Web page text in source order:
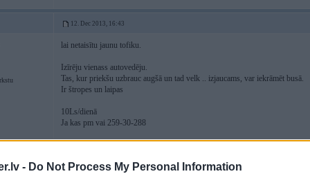
- Do Not Process My Personal Information
12. Dec 2013, 16:43
lai netaisītu jaunu tofiku.
Izīrēju vienass autovedēju.
Tas, kur priekšu uzbrauc augšā un tad velk .. izjaucams, var iekrāmēt busā.
Ir štropes un laipas
10Ls/dienā
Ja kas pm vai 259-30-288
01. Jun 2015, 20:07